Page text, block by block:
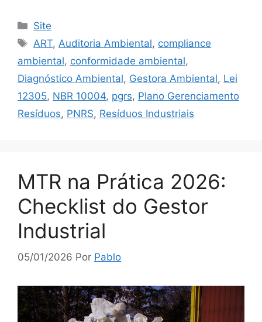
Site
ART,Auditoria Ambiental, compliance
ambiental, conformidade ambiental,
Diagnóstico Ambiental, Gestora Ambiental, Lei
12305, NBR 10004, pgrs, Plano Gerenciamento
Resíduos, PNRS, Resíduos Industriais
MTR na Prática 2026:
Checklist do Gestor
Industrial
05/01/2026 Por Pablo